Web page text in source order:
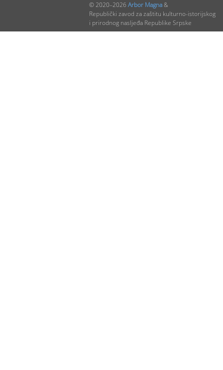
© 2020–2026 Arbor Magna&
Republički zavod za zaštitu kulturno-istorijskog
i prirodnog nasljeđa Republike Srpske